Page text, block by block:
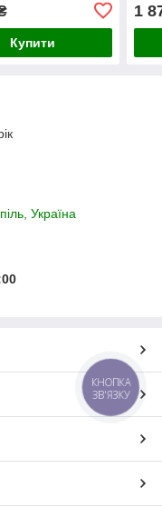
Купити
1
Україна
КНОПКА
ЗВ'ЯЗКУ